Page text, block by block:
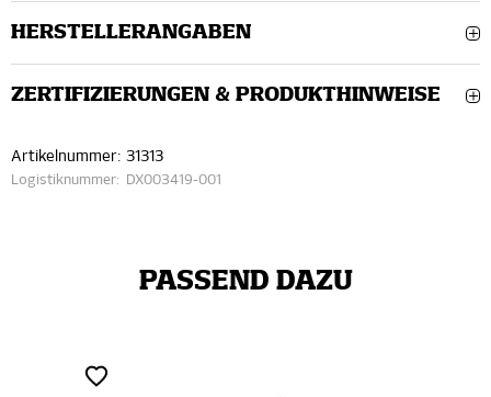
HERSTELLERANGABEN
ZERTIFIZIERUNGEN & PRODUKTHINWEISE
Artikelnummer: 31313
Logistiknummer: DX003419-001
PASSEND DAZU